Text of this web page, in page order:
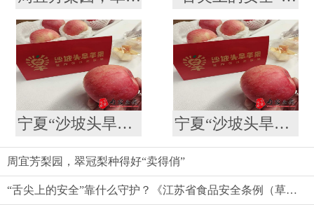
宁夏“沙坡头旱苹果”喜登南京众彩市场 宁夏“沙坡头旱苹果”喜登南京众彩市场
周宜芳梨园，翠冠梨种得好“卖得俏”
“舌尖上的安全”靠什么守护？《江苏省食品安全条例（草案）》引发代表委员热议